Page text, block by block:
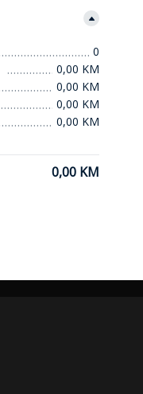
0
0,00 KM
0,00 KM
0,00 KM
0,00 KM
0,00 KM